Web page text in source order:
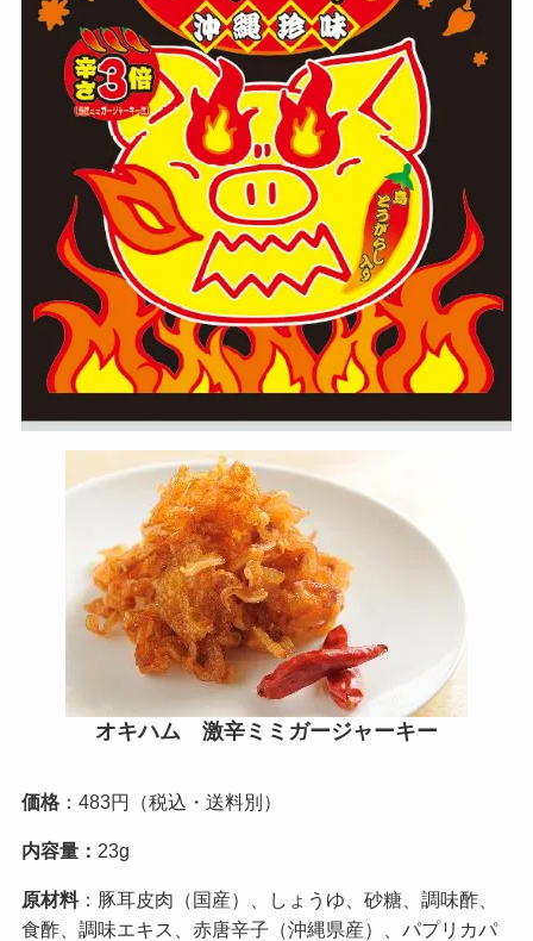
オキハム 激辛ミミガージャーキー
価格：483円（税込・送料別）
内容量： 23g
原材料：豚耳皮肉（国産）、しょうゆ、砂糖、調味酢、
食酢、調味エキス、赤唐辛子（沖縄県産）、パプリカパ